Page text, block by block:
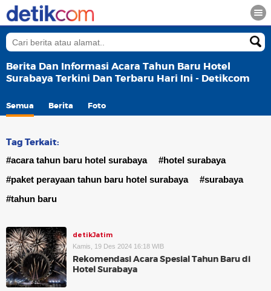
Berita Dan Informasi Acara Tahun Baru Hotel
Surabaya Terkini Dan Terbaru Hari Ini - Detikcom
Semua Berita Foto
Tag Terkait:
#acara tahun baru hotel surabaya
#hotel surabaya
#paket perayaan tahun baru hotel surabaya
#surabaya
#tahun baru
detikJatim
Kamis, 19 Des 2024 16:18 WIB
Rekomendasi Acara Spesial Tahun Baru di
Hotel Surabaya